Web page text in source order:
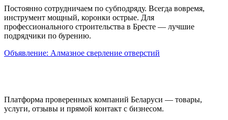
Постоянно сотрудничаем по субподряду. Всегда вовремя,
инструмент мощный, коронки острые. Для
профессионального строительства в Бресте — лучшие
подрядчики по бурению.
Объявление: Алмазное сверление отверстий
Платформа проверенных компаний Беларуси — товары,
услуги, отзывы и прямой контакт с бизнесом.